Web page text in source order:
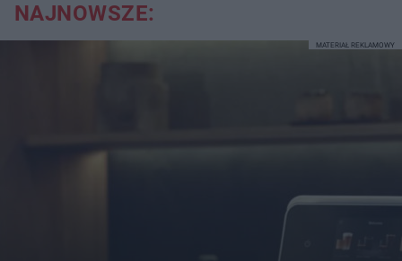
NAJNOWSZE:
MATERIAŁ REKLAMOWY